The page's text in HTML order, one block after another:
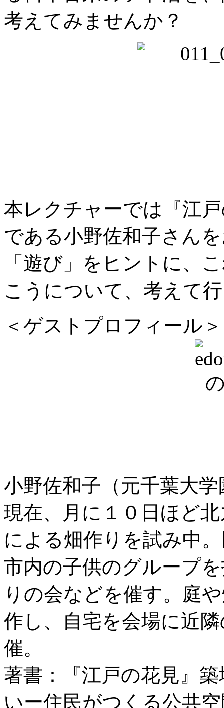
考えてみませんか？
本レクチャーでは『江
である小野佐和子さん
「遊び」をヒントに、
こうについて、考えて
＜ゲストプロフィール＞
小野佐和子（元千葉大
現在、月に１０日ほど
による畑作りを試み中
市内の子供のグループ
りの会などを催す。庭
作し、自宅を会場に近
催。
著書：『江戸の花見』
いー住民がつくる公共